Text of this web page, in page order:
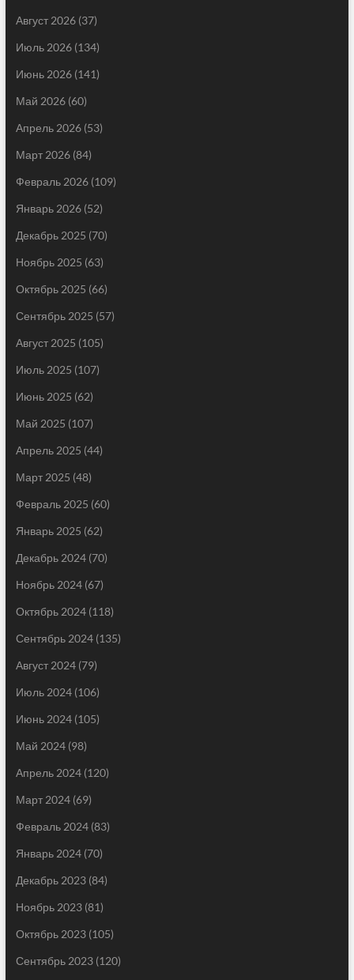
Август 2026(37)
Июль 2026(134)
Июнь 2026(141)
Май 2026(60)
Апрель 2026(53)
Март 2026(84)
Февраль 2026(109)
Январь 2026(52)
Декабрь 2025 (70)
Ноябрь 2025 (63)
Октябрь 2025 (66)
Сентябрь 2025 (57)
Август 2025 (105)
Июль 2025 (107)
Июнь 2025 (62)
Май 2025 (107)
Апрель 2025 (44)
Март 2025 (48)
Февраль 2025 (60)
Январь 2025 (62)
Декабрь 2024(70)
Ноябрь 2024(67)
Октябрь 2024(118)
Сентябрь 2024(135)
Август 2024(79)
Июль 2024(106)
Июнь 2024(105)
Май 2024(98)
Апрель 2024(120)
Март 2024(69)
Февраль 2024(83)
Январь 2024(70)
Декабрь 2023(84)
Ноябрь 2023(81)
Октябрь 2023(105)
Сентябрь 2023(120)